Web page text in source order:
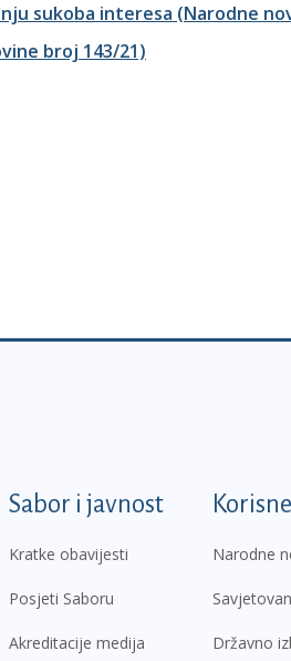
sukoba interesa (Narodne
broj 143/21)
Sabor i javnost
Kratke obavijesti
Posjeti Saboru
Akreditacije medija
Narodne
Državno